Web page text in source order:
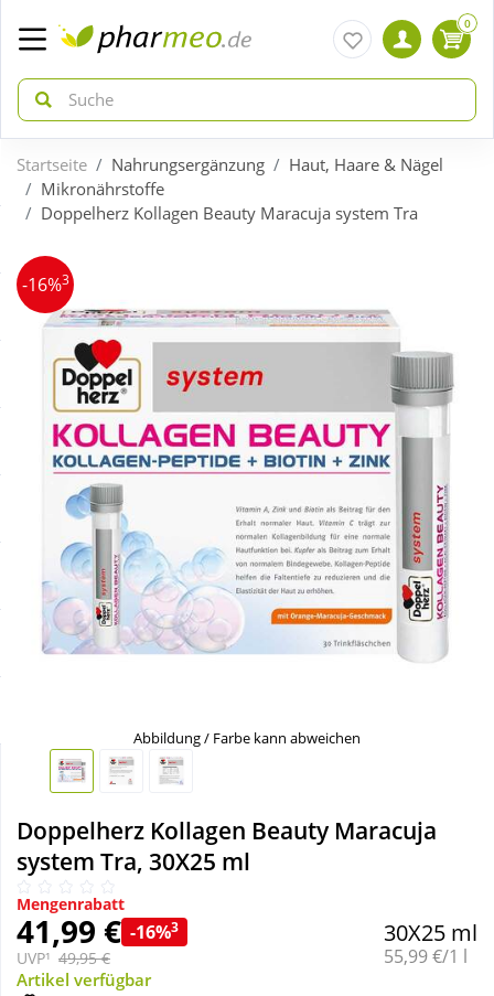
zurück
Aktuelle Coupons
Gratis dazu
Neuheiten
Schnäppchen
Sparsets
zurück
Arzneimittel
Bio & Genuss
Diabetes
Körperpflege & Kosmetik
Liebe & Erotik
Mutter & Kind
Natur & Homöopathie
Sanitätshaus
Sport & Fitness
Tierbedarf
0
Startseite Nahrungsergänzung
Haut, Haare & Nägel
Mikronährstoffe
Doppelherz Kollagen Beauty Maracuja system Tra
-16%3
Abbildung / Farbe kann abweichen
Doppelherz Kollagen Beauty Maracuja
system Tra, 30X25 ml
Mengenrabatt
41,99 € -16%3
UVP¹ 49,95 €
30X25 ml
Grundpreis:
55,99 €/1 l
Artikel verfügbar